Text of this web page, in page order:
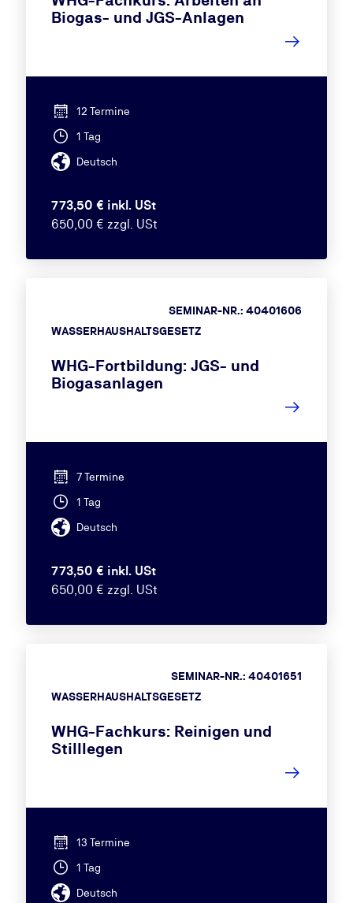
Biogas- und JGS-Anlagen
12 Termine
1 Tag
Deutsch
773,50 € inkl. USt
650,00 € zzgl. USt
WASSERHAUSHALTSGESETZ
SEMINAR-NR.: 40401606
WHG-Fortbildung: JGS- und
Biogasanlagen
7 Termine
1 Tag
Deutsch
773,50 € inkl. USt
650,00 € zzgl. USt
WASSERHAUSHALTSGESETZ
SEMINAR-NR.: 40401651
WHG-Fachkurs: Reinigen und
Stilllegen
13 Termine
1 Tag
Deutsch